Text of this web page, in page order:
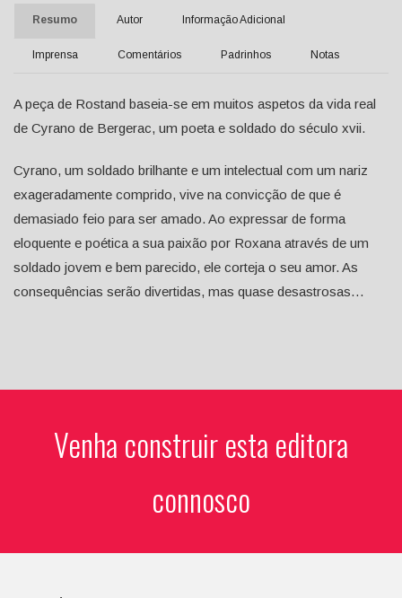
Resumo Autor Informação Adicional
Imprensa Comentários Padrinhos Notas
A peça de Rostand baseia-se em muitos aspetos da vida real
de Cyrano de Bergerac, um poeta e soldado do século xvii.
Cyrano, um soldado brilhante e um intelectual com um nariz
exageradamente comprido, vive na convicção de que é
demasiado feio para ser amado. Ao expressar de forma
eloquente e poética a sua paixão por Roxana através de um
soldado jovem e bem parecido, ele corteja o seu amor. As
consequências serão divertidas, mas quase desastrosas…
Venha construir esta editora
connosco